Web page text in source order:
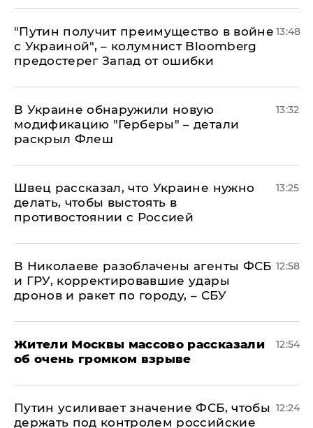
"Путин получит преимущество в войне
с Украиной", – колумнист Bloomberg
предостерег Запад от ошибки
13:48
В Украине обнаружили новую
модификацию "Герберы" – детали
раскрыл Флеш
13:32
Швец рассказал, что Украине нужно
делать, чтобы выстоять в
противостоянии с Россией
13:25
В Николаеве разоблачены агенты ФСБ
и ГРУ, корректировавшие удары
дронов и ракет по городу, – СБУ
12:58
Жители Москвы массово рассказали
об очень громком взрыве
12:54
Путин усиливает значение ФСБ, чтобы
держать под контролем российские
12:24